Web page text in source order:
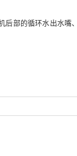
部的循环水出水嘴